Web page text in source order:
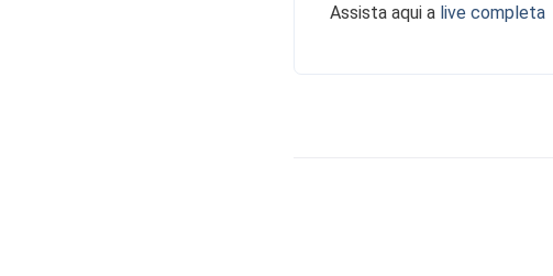
Assista aqui a live completa